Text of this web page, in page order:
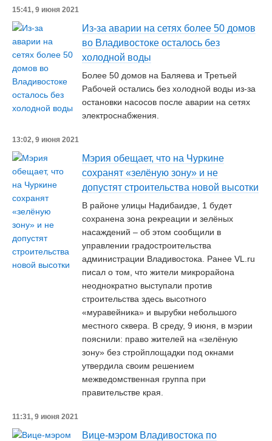
15:41, 9 июня 2021
Из-за аварии на сетях более 50 домов
во Владивостоке осталось без
холодной воды
Более 50 домов на Баляева и Третьей
Рабочей остались без холодной воды из-за
остановки насосов после аварии на сетях
электроснабжения.
13:02, 9 июня 2021
Мэрия обещает, что на Чуркине
сохранят «зелёную зону» и не
допустят строительства новой высотки
В районе улицы Надибаидзе, 1 будет
сохранена зона рекреации и зелёных
насаждений – об этом сообщили в
управлении градостроительства
администрации Владивостока. Ранее VL.ru
писал о том, что жители микрорайона
неоднократно выступали против
строительства здесь высотного
«муравейника» и вырубки небольшого
местного сквера. В среду, 9 июня, в мэрии
пояснили: право жителей на «зелёную
зону» без стройплощадки под окнами
утвердила своим решением
межведомственная группа при
правительстве края.
11:31, 9 июня 2021
Вице-мэром Владивостока по